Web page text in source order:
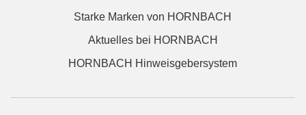
Starke Marken von HORNBACH
Aktuelles bei HORNBACH
HORNBACH Hinweisgebersystem